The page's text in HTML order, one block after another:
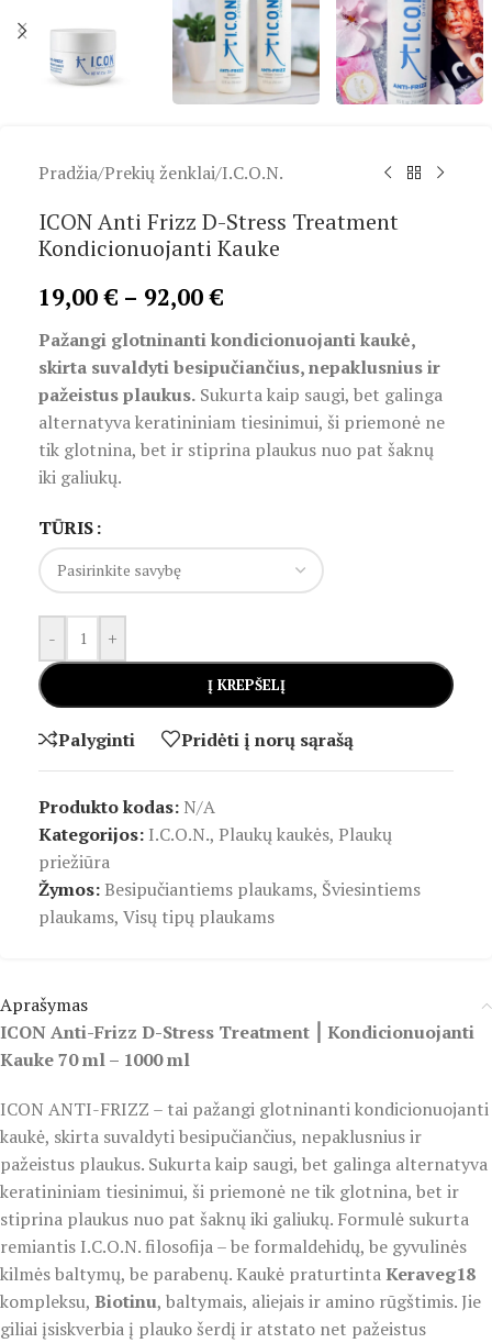
Pradžia/Prekių ženklai/I.C.O.N.
ICON Anti Frizz D-Stress Treatment
Kondicionuojanti Kauke
19,00€ – 92,00€
Pažangi glotninanti kondicionuojanti kaukė,
skirta suvaldyti besipučiančius, nepaklusnius ir
pažeistus plaukus. Sukurta kaip saugi, bet galinga
alternatyva keratininiam tiesinimui, ši priemonė ne
tik glotnina, bet ir stiprina plaukus nuo pat šaknų
iki galiukų.
TŪRIS
- +
Į KREPŠELĮ
Palyginti Pridėti į norų sąrašą
Produkto kodas: N/A
Kategorijos: I.C.O.N., Plaukų kaukės, Plaukų
priežiūra
Žymos: Besipučiantiems plaukams, Šviesintiems
plaukams, Visų tipų plaukams
Aprašymas
ICON Anti-Frizz D-Stress Treatment ⎮ Kondicionuojanti
Kauke 70 ml – 1000 ml
ICON ANTI-FRIZZ – tai pažangi glotninanti kondicionuojanti
kaukė, skirta suvaldyti besipučiančius, nepaklusnius ir
pažeistus plaukus. Sukurta kaip saugi, bet galinga alternatyva
keratininiam tiesinimui, ši priemonė ne tik glotnina, bet ir
stiprina plaukus nuo pat šaknų iki galiukų. Formulė sukurta
remiantis I.C.O.N. filosofija – be formaldehidų, be gyvulinės
kilmės baltymų, be parabenų. Kaukė praturtintaKeraveg18
kompleksu, Biotinu, baltymais, aliejais ir amino rūgštimis. Jie
giliai įsiskverbia į plauko šerdį ir atstato net pažeistus